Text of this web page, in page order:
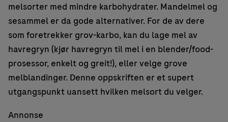
melsorter med mindre karbohydrater. Mandelmel og
sesammel er da gode alternativer. For de av dere
som foretrekker grov-karbo, kan du lage mel av
havregryn (kjør havregryn til mel i en blender/food-
prosessor, enkelt og greit!), eller velge grove
melblandinger. Denne oppskriften er et supert
utgangspunkt uansett hvilken melsort du velger.
Annonse